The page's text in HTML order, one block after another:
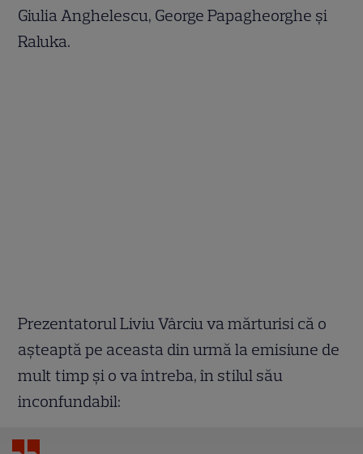
Giulia Anghelescu, George Papagheorghe și
Raluka.
Prezentatorul Liviu Vârciu va mărturisi că o
așteaptă pe aceasta din urmă la emisiune de
mult timp și o va întreba, în stilul său
inconfundabil: